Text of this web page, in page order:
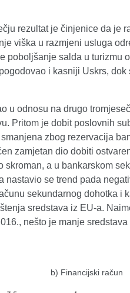
rezultat je činjenice da je
viška u razmjeni usluga
poboljšanje salda u turizmu
i kasniji Uskrs,
u odnosu na drugo
Pritom je dobit poslovnih
zbog rezervacija
zamjetan dio dobiti
a u bankarskom
se trend pada
sekundarnog dohotka i
sredstava iz EU-a.
nešto je manje
b) Financijski račun